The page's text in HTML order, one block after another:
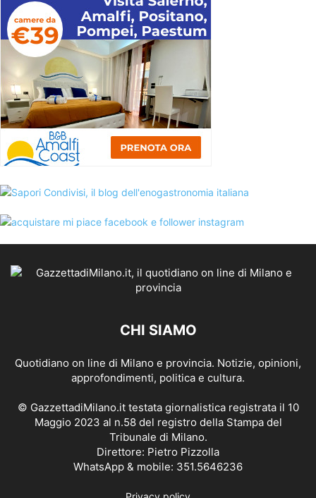
CHI SIAMO
Quotidiano on line di Milano e provincia. Notizie, opinioni,
approfondimenti, politica e cultura.
© GazzettadiMilano.it testata giornalistica registrata il 10
Maggio 2023 al n.58 del registro della Stampa del
Tribunale di Milano.
Direttore: Pietro Pizzolla
WhatsApp & mobile: 351.5646236